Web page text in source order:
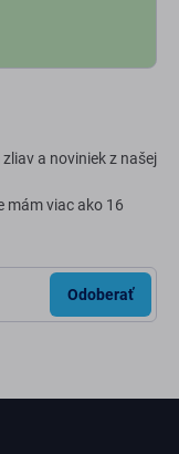
a noviniek z našej
mám viac ako 16
Odoberať